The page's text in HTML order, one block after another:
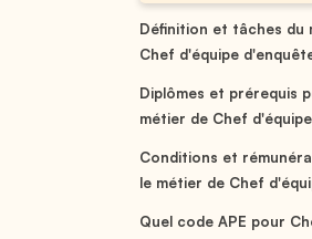
Définition et tâches du
Chef d'équipe
Diplômes et prérequis
métier de Chef
Conditions et
le métier de Chef
Quel code APE pour